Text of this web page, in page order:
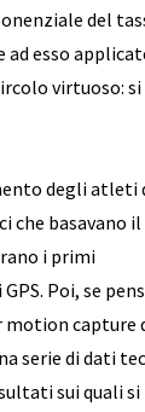
del
esso
virtuoso: si
degli atleti
che basavano
i primi
Poi, se
capture
serie di dati
sui quali si